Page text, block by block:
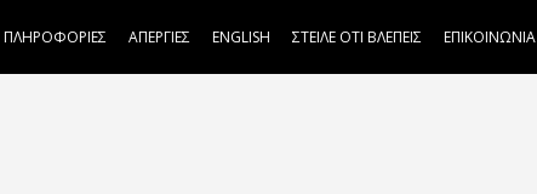
ΠΛΗΡΟΦΟΡΙΕΣ ΑΠΕΡΓΙΕΣ ENGLISH ΣΤΕΙΛΕ ΟΤΙ ΒΛΕΠΕΙΣ ΕΠΙΚΟΙΝΩΝΙΑ